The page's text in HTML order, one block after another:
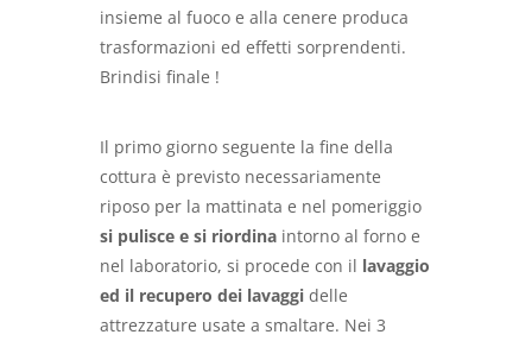
insieme al fuoco e alla cenere produca
trasformazioni ed effetti sorprendenti.
Brindisi finale !
Il primo giorno seguente la fine della
cottura è previsto necessariamente
riposo per la mattinata e nel pomeriggio
si pulisce e si riordina intorno al forno e
nel laboratorio, si procede con il lavaggio
ed il recupero dei lavaggi delle
attrezzature usate a smaltare. Nei 3